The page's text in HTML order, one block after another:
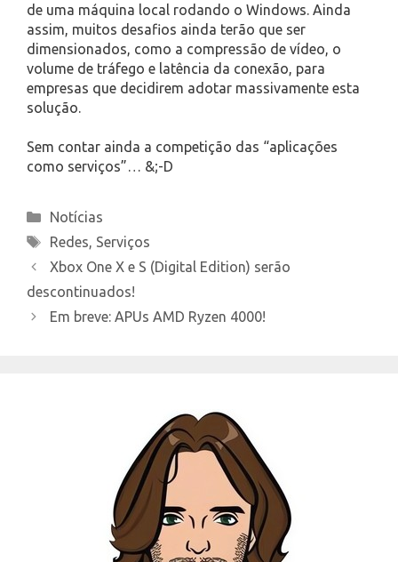
de uma máquina local rodando o Windows. Ainda
assim, muitos desafios ainda terão que ser
dimensionados, como a compressão de vídeo, o
volume de tráfego e latência da conexão, para
empresas que decidirem adotar massivamente esta
solução.
Sem contar ainda a competição das “aplicações
como serviços”… &;-D
Categories
Notícias
Tags
Redes, Serviços
Xbox One X e S (Digital Edition) serão
descontinuados!
Em breve: APUs AMD Ryzen 4000!